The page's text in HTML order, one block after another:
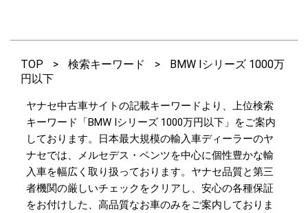
TOP > 検索キーワード >
BMW Iシリーズ 1000万
円以下
ヤナセ中古車サイトの記載キーワードより、上位検索
キーワード「BMW Iシリーズ 1000万円以下」をご案内
しております。日本最大規模の輸入車ディーラーのヤ
ナセでは、メルセデス・ベンツを中心に個性豊かな輸
入車を幅広く取り扱っております。ヤナセ品質と第三
者機関の厳しいチェックをクリアし、安心の各種保証
をお付けした、高品質なお車のみをご案内しておりま